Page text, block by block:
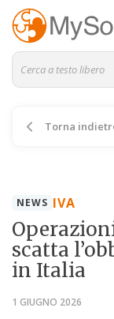
Torna
NEWS IVA
scatta
in Italia
1 GIUGNO 2026